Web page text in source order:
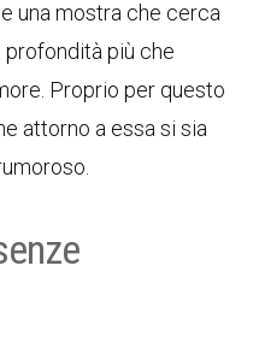
una mostra che cerca
più che
Proprio per questo
attorno a essa si sia